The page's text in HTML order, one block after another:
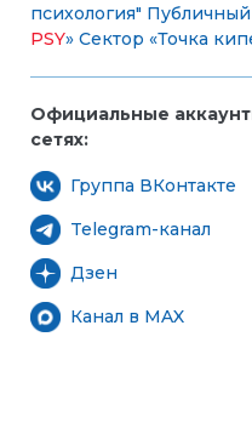
психология"
PSY» Сектор «Точка
Официальные
сетях:
Группа ВКонтакте
Telegram-канал
Дзен
Канал в MAX